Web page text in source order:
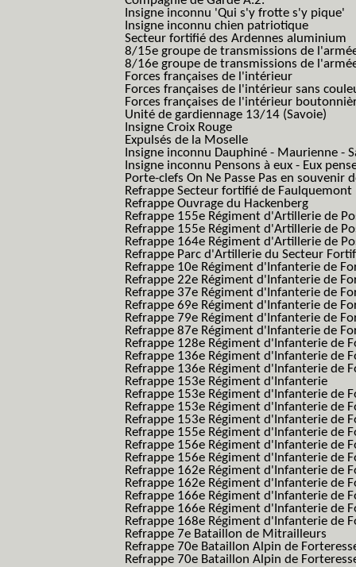
Insigne inconnu 'Qui s'y frotte s'y pique'
Insigne inconnu chien patriotique
Secteur fortifié des Ardennes aluminium
8/15e groupe de transmissions de
8/16e groupe de transmissions de
Forces françaises de l'intérieur
Forces françaises de l'intérieur sans
Forces françaises de l'intérieur
Unité de gardiennage 13/14 (Savoie)
Insigne Croix Rouge
Expulsés de la Moselle
Insigne inconnu Dauphiné - Maurienne -
Insigne inconnu Pensons à eux - Eux
Porte-clefs On Ne Passe Pas en souvenir
Refrappe Secteur fortifié de Faulquemont
Refrappe Ouvrage du Hackenberg
Refrappe 155e Régiment d'Artillerie de
Refrappe 155e Régiment d'Artillerie de
Refrappe 164e Régiment d'Artillerie de
Refrappe Parc d'Artillerie du Secteur
Refrappe 10e Régiment d'Infanterie de
Refrappe 22e Régiment d'Infanterie de
Refrappe 37e Régiment d'Infanterie de
Refrappe 69e Régiment d'Infanterie de
Refrappe 79e Régiment d'Infanterie de
Refrappe 87e Régiment d'Infanterie de
Refrappe 128e Régiment d'Infanterie de
Refrappe 136e Régiment d'Infanterie de
Refrappe 136e Régiment d'Infanterie de
Refrappe 153e Régiment d'Infanterie
Refrappe 153e Régiment d'Infanterie de
Refrappe 153e Régiment d'Infanterie de
Refrappe 153e Régiment d'Infanterie de
Refrappe 155e Régiment d'Infanterie de
Refrappe 156e Régiment d'Infanterie de
Refrappe 156e Régiment d'Infanterie de
Refrappe 162e Régiment d'Infanterie de
Refrappe 162e Régiment d'Infanterie de
Refrappe 166e Régiment d'Infanterie de
Refrappe 166e Régiment d'Infanterie de
Refrappe 168e Régiment d'Infanterie de
Refrappe 7e Bataillon de Mitrailleurs
Refrappe 70e Bataillon Alpin de
Refrappe 70e Bataillon Alpin de